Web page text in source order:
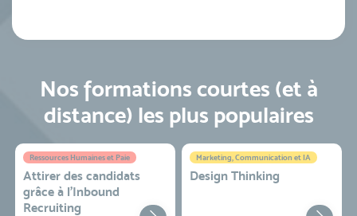
Nos formations courtes (et à
distance) les plus populaires
Ressources Humaines et Paie
Attirer des candidats
grâce à l’Inbound
Recruiting
Marketing, Communication et IA
Design Thinking